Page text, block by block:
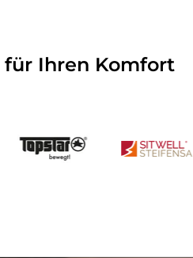
für Ihren Komfort